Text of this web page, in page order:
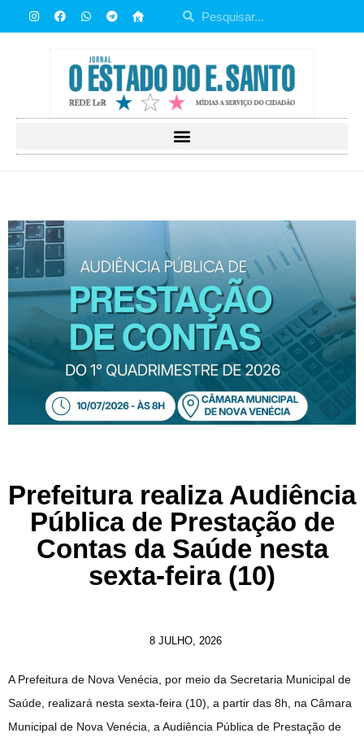
Prefeitura realiza Audiência
Pública de Prestação de
Contas da Saúde nesta
sexta-feira (10)
8 JULHO, 2026
A Prefeitura de Nova Venécia, por meio da Secretaria Municipal de
Saúde, realizará nesta sexta-feira (10), a partir das 8h, na Câmara
Municipal de Nova Venécia, a Audiência Pública de Prestação de